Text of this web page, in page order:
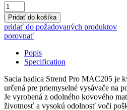
Hadica
sacia
na
vysávač
Strend
MAC205,
mm,
L-
1,2
m,
Pridať do košíka
pridať do požadovaných produktov
porovnať
Popis
Specification
Sacia hadica Strend Pro MAC205 je
určená pre priemyselné vysávače na
Je vyrobená z odolného kovového
životnosť a vysokú odolnosť voči